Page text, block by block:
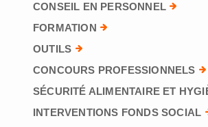
CONSEIL EN PERSONNEL
FORMATION
OUTILS
CONCOURS PROFESSIONNELS
SÉCURITÉ ALIMENTAIRE ET
INTERVENTIONS FONDS SOCIAL